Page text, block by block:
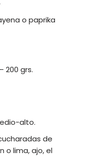
o paprika
200 grs.
alto.
de
o lima, ajo, el